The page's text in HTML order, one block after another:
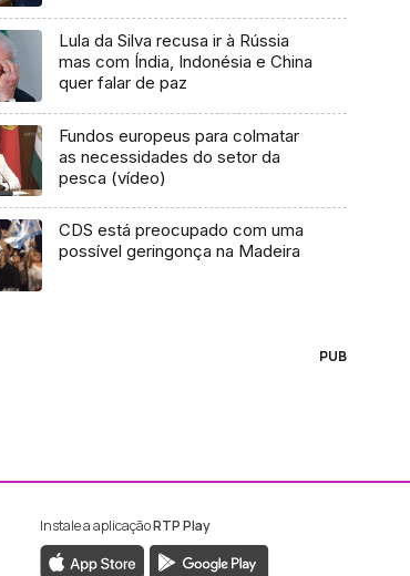
Lula da Silva recusa ir à Rússia
mas com Índia, Indonésia e China
quer falar de paz
Fundos europeus para colmatar
as necessidades do setor da
pesca (vídeo)
CDS está preocupado com uma
possível geringonça na Madeira
PUB
RTP Madeira
da RTP Madeira
Instale a aplicaçãoRTP Play